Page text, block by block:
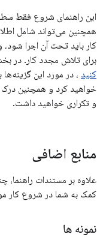
این راهنمای شروع فقط
همچنین می‌تواند شامل
کار باید تحت آن اجرا
برای تلاش مجدد کار. در
کنید ، در مورد این
خواهید کرد و همچنین درک
و تکراری خواهید داشت.
منابع اضافی
علاوه بر مستندات راهنما،
کمک به شما در شروع کار
نمونه ها